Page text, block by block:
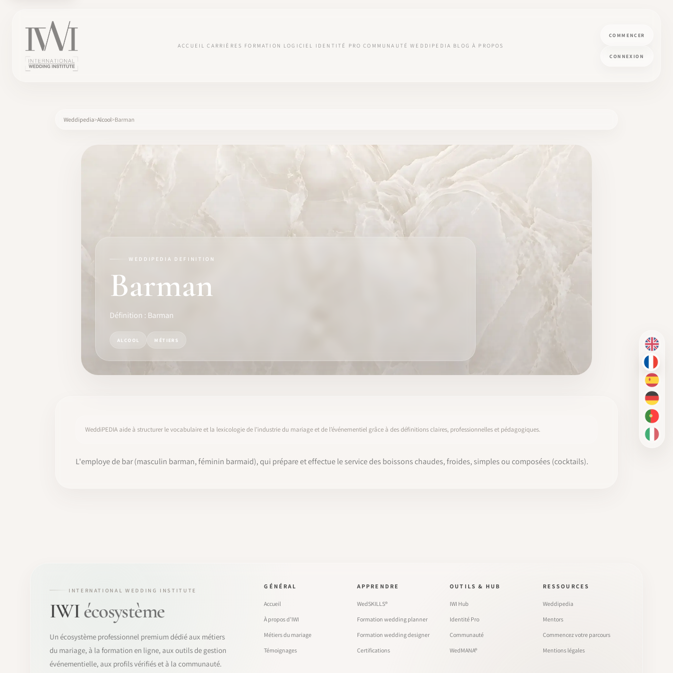
ACCUEIL CARRIÈRES FORMATION LOGICIEL IDENTITÉ PRO COMMUNAUTÉ WEDDIPEDIA BLOG À PROPOS
COMMENCER
CONNEXION
EN
FR
ES
DE
PT-BR
IT
Weddipedia Alcool Barman
WEDDIPEDIA DEFINITION
Barman
Définition : Barman
ALCOOL MÉTIERS
WeddiPEDIA aide à structurer le vocabulaire et la lexicologie de l’industrie du mariage et de l’événementiel grâce à des définitions claires, professionnelles et pédagogiques.
L'employe de bar (masculin barman, féminin barmaid), qui prépare et effectue le service des boissons chaudes, froides, simples ou composées (cocktails).
INTERNATIONAL WEDDING INSTITUTE
IWIécosystème
Un écosystème professionnel premium dédié aux métiers
du mariage, à la formation en ligne, aux outils de gestion
événementielle, aux profils vérifiés et à la communauté.
GÉNÉRAL
Accueil
À propos d’IWI
Métiers du mariage
Témoignages
APPRENDRE
WedSKILLS®
Formation wedding planner
Formation wedding designer
Certifications
OUTILS & HUB
IWI Hub
Identité Pro
Communauté
WedMANA®
RESSOURCES
Weddipedia
Mentors
Commencez votre parcours
Mentions légales